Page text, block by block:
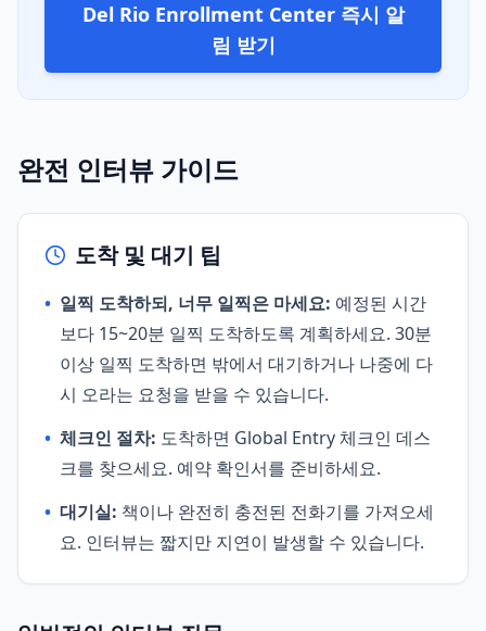
Del Rio Enrollment Center 즉시 알
림 받기
완전 인터뷰 가이드
도착 및 대기 팁
• 일찍 도착하되, 너무 일찍은 마세요: 예정된 시간
보다 15~20분 일찍 도착하도록 계획하세요. 30분
이상 일찍 도착하면 밖에서 대기하거나 나중에 다
시 오라는 요청을 받을 수 있습니다.
• 체크인 절차: 도착하면 Global Entry 체크인 데스
크를 찾으세요. 예약 확인서를 준비하세요.
• 대기실: 책이나 완전히 충전된 전화기를 가져오세
요. 인터뷰는 짧지만 지연이 발생할 수 있습니다.